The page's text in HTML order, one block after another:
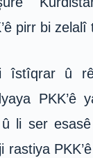
pirr bi zelalî
îstîqrar û
PKK’ê
li ser esasê
rastiya